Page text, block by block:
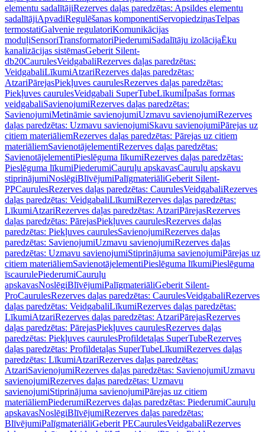
elementu sadalītājiRezerves daļas paredzētas: Apsildes elementu
sadalītājiApvadiRegulēšanas komponentiServopiedziņasTelpas
termostatiGalvenie regulatoriKomunikācijas
moduļiSensoriTransformatoriPiederumiSadalītāju izolācijaĒku
kanalizācijas sistēmasGeberit Silent-
db20CaurulesVeidgabaliRezerves daļas paredzētas:
VeidgabaliLīkumiAtzariRezerves daļas paredzētas:
AtzariPārejasPiekļuves caurulesRezerves daļas paredzētas:
Piekļuves caurulesVeidgabali SuperTubeLīkumiĪpašas formas
veidgabaliSavienojumiRezerves daļas paredzētas:
SavienojumiMetināmie savienojumiUzmavu savienojumiRezerves
daļas paredzētas: Uzmavu savienojumiSkavu savienojumiPārejas uz
citiem materiāliemRezerves daļas paredzētas: Pārejas uz citiem
materiāliemSavienotājelementiRezerves daļas paredzētas:
SavienotājelementiPieslēguma līkumiRezerves daļas paredzētas:
Pieslēguma līkumiPiederumiCauruļu apskavasCauruļu apskavu
stiprinājumiNoslēgiBlīvējumiPalīgmateriāliGeberit Silent-
PPCaurulesRezerves daļas paredzētas: CaurulesVeidgabaliRezerves
daļas paredzētas: VeidgabaliLīkumiRezerves daļas paredzētas:
LīkumiAtzariRezerves daļas paredzētas: AtzariPārejasRezerves
daļas paredzētas: PārejasPiekļuves caurulesRezerves daļas
paredzētas: Piekļuves caurulesSavienojumiRezerves daļas
paredzētas: SavienojumiUzmavu savienojumiRezerves daļas
paredzētas: Uzmavu savienojumiStiprinājuma savienojumiPārejas uz
citiem materiāliemSavienotājelementiPieslēguma līkumiPieslēguma
īscaurulePiederumiCauruļu
apskavasNoslēgiBlīvējumiPalīgmateriāliGeberit Silent-
ProCaurulesRezerves daļas paredzētas: CaurulesVeidgabaliRezerves
daļas paredzētas: VeidgabaliLīkumiRezerves daļas paredzētas:
LīkumiAtzariRezerves daļas paredzētas: AtzariPārejasRezerves
daļas paredzētas: PārejasPiekļuves caurulesRezerves daļas
paredzētas: Piekļuves caurulesProfildetaļas SuperTubeRezerves
daļas paredzētas: Profildetaļas SuperTubeLīkumiRezerves daļas
paredzētas: LīkumiAtzariRezerves daļas paredzētas:
AtzariSavienojumiRezerves daļas paredzētas: SavienojumiUzmavu
savienojumiRezerves daļas paredzētas: Uzmavu
savienojumiStiprinājuma savienojumiPārejas uz citiem
materiāliemPiederumiRezerves daļas paredzētas: PiederumiCauruļu
apskavasNoslēgiBlīvējumiRezerves daļas paredzētas:
BlīvējumiPalīgmateriāliGeberit PECaurulesVeidgabaliRezerves